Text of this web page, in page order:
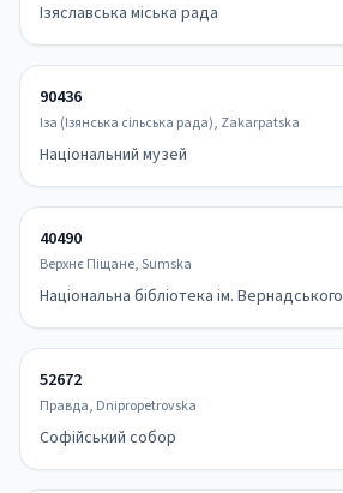
Ізяславська міська рада
90436
Іза (Ізянська сільська рада), Zakarpatska
Національний музей
40490
Верхнє Піщане, Sumska
Національна бібліотека ім. Вернадського
52672
Правда, Dnipropetrovska
Софійський собор